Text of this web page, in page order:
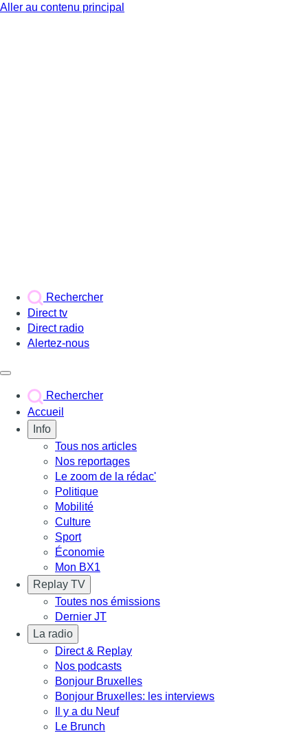
Aller au contenu principal
Rechercher
Direct tv
Direct radio
Alertez-nous
Rechercher
Accueil
Info
Tous nos articles
Nos reportages
Le zoom de la rédac'
Politique
Mobilité
Culture
Sport
Économie
Mon BX1
Replay TV
Toutes nos émissions
Dernier JT
La radio
Direct & Replay
Nos podcasts
Bonjour Bruxelles
Bonjour Bruxelles: les interviews
Il y a du Neuf
Le Brunch